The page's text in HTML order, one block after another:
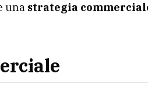
una strategia